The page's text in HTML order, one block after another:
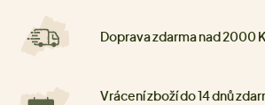
Doprava zdarma nad 2000
Vrácení zboží do 14 dnů